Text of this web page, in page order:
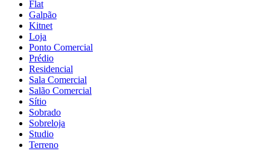
Flat
Galpão
Kitnet
Loja
Ponto Comercial
Prédio
Residencial
Sala Comercial
Salão Comercial
Sítio
Sobrado
Sobreloja
Studio
Terreno